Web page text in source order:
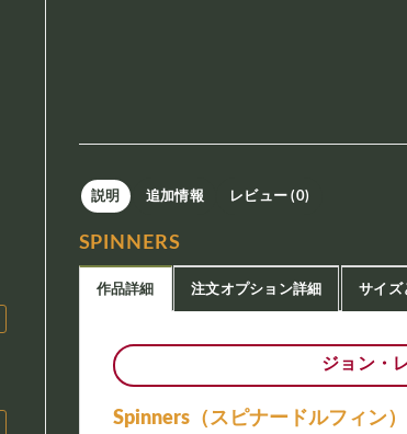
説明 追加情報 レビュー (0)
SPINNERS
作品詳細 注文オプション詳細 サイズ
ジョン・
Spinners（スピナードルフィン）